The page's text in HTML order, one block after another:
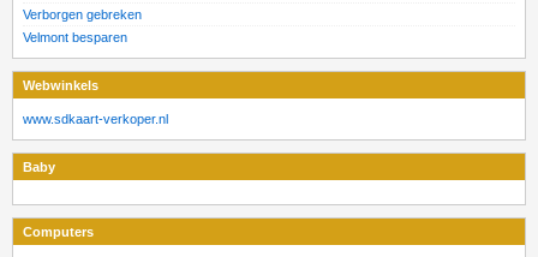
Verborgen gebreken
Velmont besparen
Webwinkels
www.sdkaart-verkoper.nl
Baby
Computers